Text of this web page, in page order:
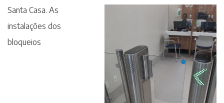
Santa Casa. As
instalações dos
bloqueios